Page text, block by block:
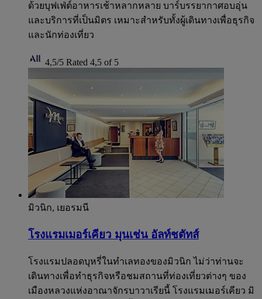
ด้วยบุฟเฟ่ต์อาหารเช้าหลากหลาย บาร์บรรยากาศอบอุ่น
และบริการที่เป็นมิตร เหมาะสำหรับทั้งผู้เดินทางเพื่อธุรกิจ
และนักท่องเที่ยว
4,5/5 Rated 4,5 of 5
มิวนิก, เยอรมนี
โรงแรมเมอร์เคียว มุนเช่น อัลท์ชตัทส์
โรงแรมปลอดบุหรี่ในทำเลทองของมิวนิก ไม่ว่าท่านจะ
เดินทางเพื่อทำธุรกิจหรือชมสถานที่ท่องเที่ยวต่างๆ ของ
เมืองหลวงแห่งอาณาจักรบาวาเรียนี้ โรงแรมเมอร์เคียว มิ